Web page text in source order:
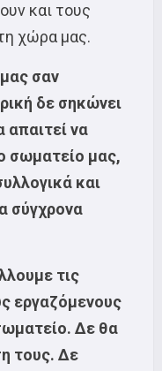
και τους
χώρα μας.
σαν
δε σηκώνει
απαιτεί να
σωματείο μας,
και
σύγχρονα
τις
εργαζόμενους
Δε θα
τους. Δε